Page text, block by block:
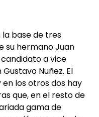
base de tres
su hermano Juan
candidato a vice
Nuñez. El
los otros dos hay
que, en el resto de
gama de